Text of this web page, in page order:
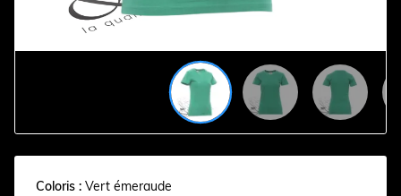
Coloris : Vert émeraude